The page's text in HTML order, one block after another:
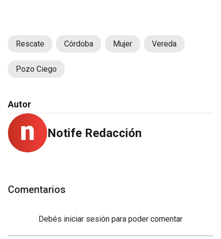
Rescate Córdoba Mujer Vereda
Pozo Ciego
Autor
Notife Redacción
Comentarios
Debés iniciar sesión para poder comentar